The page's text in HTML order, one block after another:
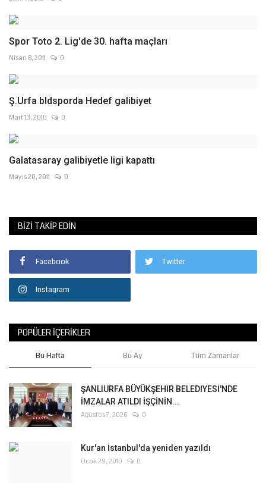
Spor Toto 2. Lig'de 30. hafta maçları
Nisan 8, 2011 0
Ş.Urfa bldsporda Hedef galibiyet
Mart 13, 2010 0
Galatasaray galibiyetle ligi kapattı
Mayıs 20, 2011 0
BIZI TAKIP EDIN
Facebook Twitter
Instagram
POPÜLER İÇERIKLER
Bu Hafta Bu Ay Tüm Zamanlar
ŞANLIURFA BÜYÜKŞEHİR BELEDİYESİ'NDE
İMZALAR ATILDI İŞÇİNİN...
Ağustos 7, 2026 0
Kur'an İstanbul'da yeniden yazıldı
Ocak 29, 2010 0